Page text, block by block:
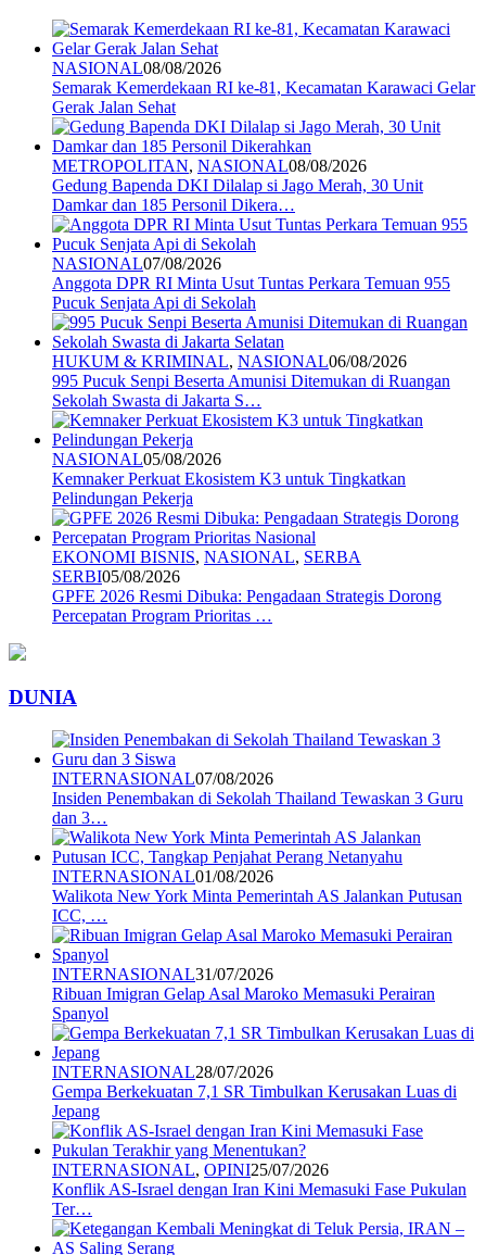
NASIONAL08/08/2026
Semarak Kemerdekaan RI ke-81, Kecamatan Karawaci Gelar
Gerak Jalan Sehat
METROPOLITAN, NASIONAL08/08/2026
Gedung Bapenda DKI Dilalap si Jago Merah, 30 Unit
Damkar dan 185 Personil Dikera…
NASIONAL07/08/2026
Anggota DPR RI Minta Usut Tuntas Perkara Temuan 955
Pucuk Senjata Api di Sekolah
HUKUM & KRIMINAL, NASIONAL06/08/2026
995 Pucuk Senpi Beserta Amunisi Ditemukan di Ruangan
Sekolah Swasta di Jakarta S…
NASIONAL05/08/2026
Kemnaker Perkuat Ekosistem K3 untuk Tingkatkan
Pelindungan Pekerja
EKONOMI BISNIS, NASIONAL, SERBA
SERBI05/08/2026
GPFE 2026 Resmi Dibuka: Pengadaan Strategis Dorong
Percepatan Program Prioritas …
DUNIA
INTERNASIONAL07/08/2026
Insiden Penembakan di Sekolah Thailand Tewaskan 3 Guru
dan 3…
INTERNASIONAL01/08/2026
Walikota New York Minta Pemerintah AS Jalankan Putusan
ICC, …
INTERNASIONAL31/07/2026
Ribuan Imigran Gelap Asal Maroko Memasuki Perairan
Spanyol
INTERNASIONAL28/07/2026
Gempa Berkekuatan 7,1 SR Timbulkan Kerusakan Luas di
Jepang
INTERNASIONAL, OPINI25/07/2026
Konflik AS-Israel dengan Iran Kini Memasuki Fase Pukulan
Ter…